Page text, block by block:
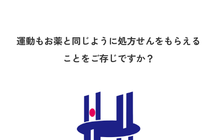
運動もお薬と同じように処方せんをもらえる
ことをご存じですか？